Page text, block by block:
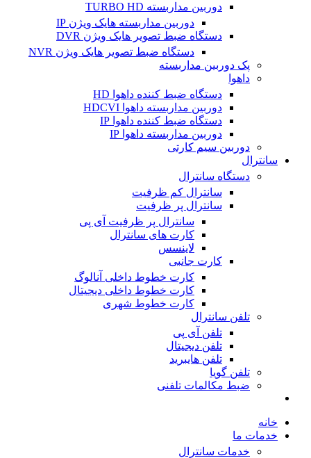
دوربین مداربسته TURBO HD
دوربین مداربسته هایک ویژن IP
دستگاه ضبط تصویر هایک ویژن DVR
دستگاه ضبط تصویر هایک ویژن NVR
پک دوربین مداربسته
داهوا
دستگاه ضبط کننده داهوا HD
دوربین مداربسته داهوا HDCVI
دستگاه ضبط کننده داهوا IP
دوربین مداربسته داهوا IP
دوربین سیم کارتی
سانترال
دستگاه سانترال
سانترال کم ظرفیت
سانترال پر ظرفیت
سانترال پر ظرفیت آی پی
کارت های سانترال
لاینسس
کارت جانبی
کارت خطوط داخلی آنالوگ
کارت خطوط داخلی دیجیتال
کارت خطوط شهری
تلفن سانترال
تلفن آی پی
تلفن دیجیتال
تلفن هایبرید
تلفن گویا
ضبط مکالمات تلفنی
خانه
خدمات ما
خدمات سانترال